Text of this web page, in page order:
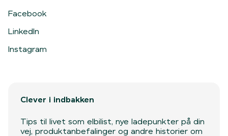
Facebook
LinkedIn
Instagram
Clever i indbakken
Tips til livet som elbilist, nye ladepunkter på din
vej, produktanbefalinger og andre historier om